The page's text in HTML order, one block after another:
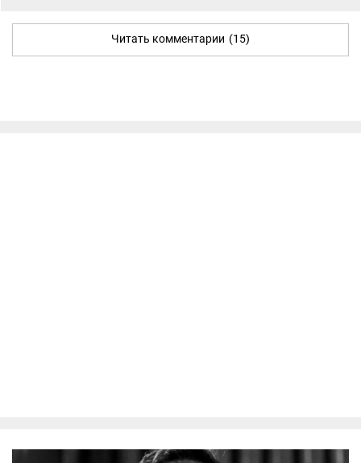
Читать комментарии (15)